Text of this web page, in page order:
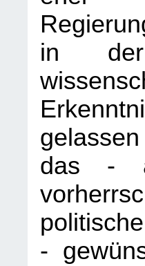
in der
das -
-